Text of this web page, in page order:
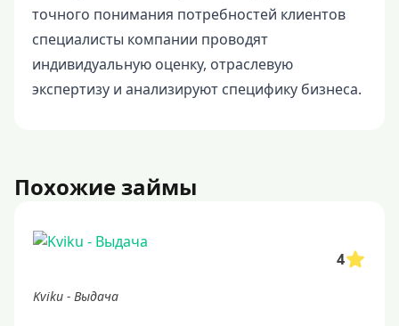
точного понимания потребностей клиентов
специалисты компании проводят
индивидуальную оценку, отраслевую
экспертизу и анализируют специфику бизнеса.
Похожие займы
4
Kviku - Выдача